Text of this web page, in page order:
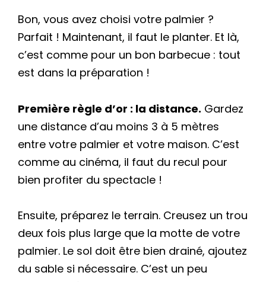
Bon, vous avez choisi votre palmier ?
Parfait ! Maintenant, il faut le planter. Et là,
c’est comme pour un bon barbecue : tout
est dans la préparation !
Première règle d’or : la distance. Gardez
une distance d’au moins 3 à 5 mètres
entre votre palmier et votre maison. C’est
comme au cinéma, il faut du recul pour
bien profiter du spectacle !
Ensuite, préparez le terrain. Creusez un trou
deux fois plus large que la motte de votre
palmier. Le sol doit être bien drainé, ajoutez
du sable si nécessaire. C’est un peu